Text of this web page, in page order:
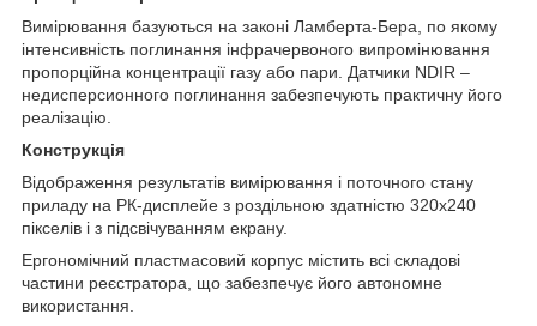
Вимірювання базуються на законі Ламберта-Бера, по якому
інтенсивність поглинання інфрачервоного випромінювання
пропорційна концентрації газу або пари. Датчики NDIR –
недисперсионного поглинання забезпечують практичну його
реалізацію.
Конструкція
Відображення результатів вимірювання і поточного стану
приладу на РК-дисплейе з роздільною здатністю 320х240
пікселів і з підсвічуванням екрану.
Ергономічний пластмасовий корпус містить всі складові
частини реєстратора, що забезпечує його автономне
використання.